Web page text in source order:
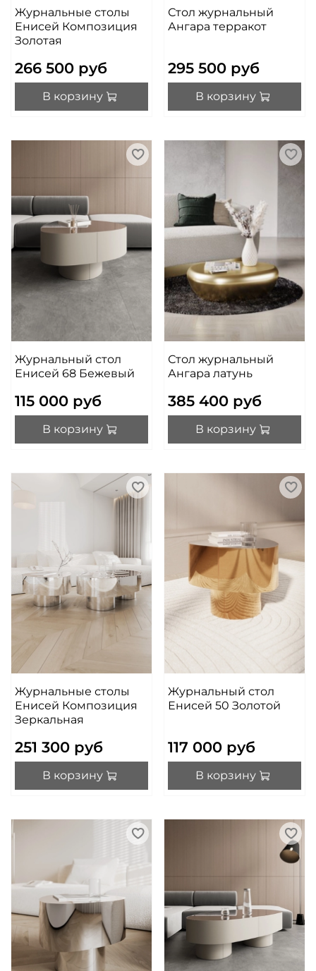
Журнальные столы
Енисей Композиция
Золотая
266 500 руб
В корзину
Стол журнальный
Ангара терракот
295 500 руб
В корзину
Журнальный стол
Енисей 68 Бежевый
115 000 руб
В корзину
Стол журнальный
Ангара латунь
385 400 руб
В корзину
Журнальные столы
Енисей Композиция
Зеркальная
251 300 руб
В корзину
Журнальный стол
Енисей 50 Золотой
117 000 руб
В корзину